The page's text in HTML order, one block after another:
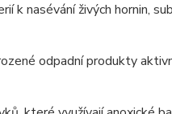
k nasévání živých hornin,
odpadní produkty